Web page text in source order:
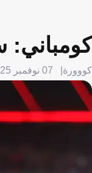
كومباني:
كووورة 07 نوفمبر 2025